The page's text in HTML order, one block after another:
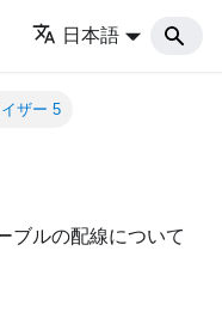
日本語
ザー 5
ブルの配線について